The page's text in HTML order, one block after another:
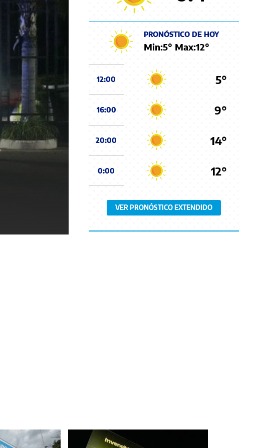
PRONÓSTICO DE HOY
Min:5° Max:12°
12:00 5°
16:00 9°
20:00 14°
0:00 12°
VER PRONÓSTICO EXTENDIDO